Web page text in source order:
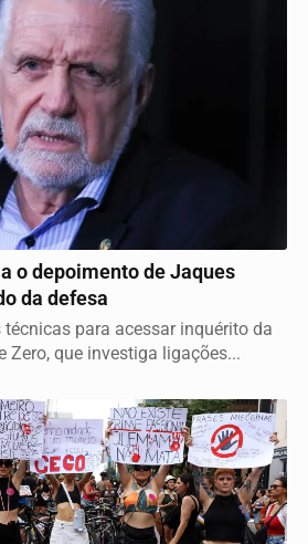
o depoimento de Jaques
da defesa
para acessar inquérito da
Zero, que investiga ligações...